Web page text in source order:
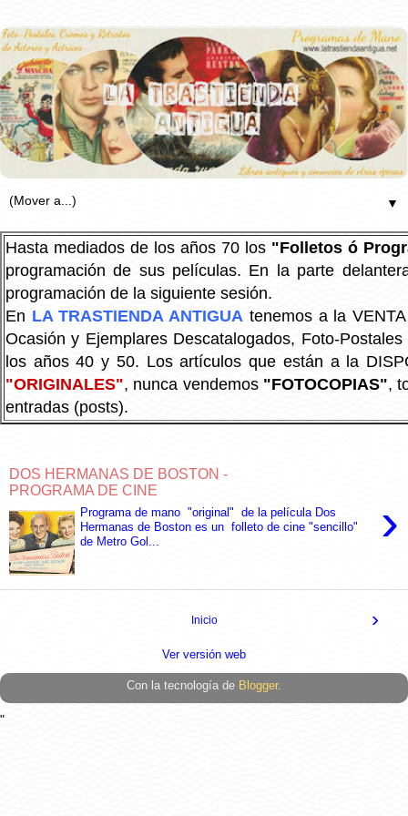
▼
Hasta mediados de los años 70 los "Folletos ó
programación de sus películas. En la parte
programación de la siguiente sesión.
En LA TRASTIENDA ANTIGUA tenemos a la
Ocasión y Ejemplares Descatalogados, Foto-
los años 40 y 50. Los artículos que están a la
"ORIGINALES", nunca vendemos "FOTOCOPIAS",
entradas (posts).
DOS HERMANAS DE BOSTON -
PROGRAMA DE CINE
›
Programa de mano "original" de la película Dos
Hermanas de Boston es un folleto de cine "sencillo"
de Metro Gol...
›
Inicio
Ver versión web
Con la tecnología de Blogger.
"